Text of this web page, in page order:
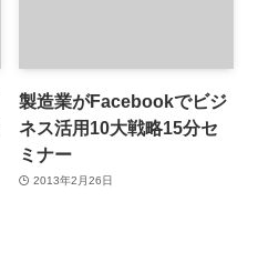
製造業がFacebookでビジ
ネス活用10大戦略15分セ
ミナー
2013年2月26日